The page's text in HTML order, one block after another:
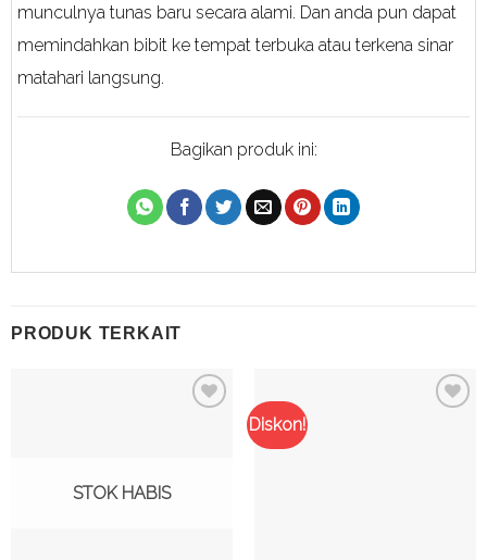
munculnya tunas baru secara alami. Dan anda pun dapat
memindahkan bibit ke tempat terbuka atau terkena sinar
matahari langsung.
Bagikan produk ini:
PRODUK TERKAIT
STOK HABIS
Diskon!